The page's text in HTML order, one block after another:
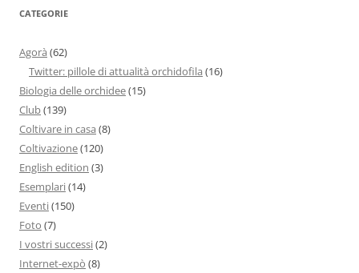
CATEGORIE
Agorà (62)
Twitter: pillole di attualità orchidofila (16)
Biologia delle orchidee(15)
Club(139)
Coltivare in casa (8)
Coltivazione(120)
English edition (3)
Esemplari(14)
Eventi(150)
Foto (7)
I vostri successi(2)
Internet-expò (8)